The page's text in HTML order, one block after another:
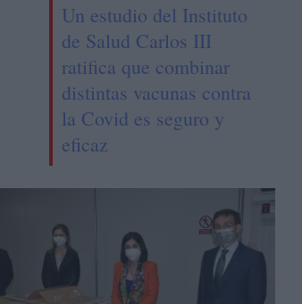
Un estudio del Instituto
de Salud Carlos III
ratifica que combinar
distintas vacunas contra
la Covid es seguro y
eficaz